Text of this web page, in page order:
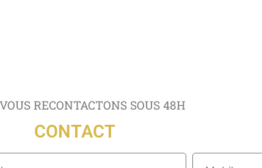
RECONTACTONS SOUS 48H
CONTACT